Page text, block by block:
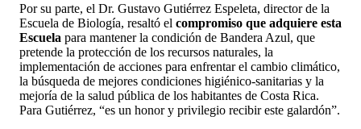
Por su parte, el Dr. Gustavo Gutiérrez Espeleta, director de la
Escuela de Biología, resaltó el compromiso que adquiere esta
Escuela para mantener la condición de Bandera Azul, que
pretende la protección de los recursos naturales, la
implementación de acciones para enfrentar el cambio climático,
la búsqueda de mejores condiciones higiénico-sanitarias y la
mejoría de la salud pública de los habitantes de Costa Rica.
Para Gutiérrez, “es un honor y privilegio recibir este galardón”.